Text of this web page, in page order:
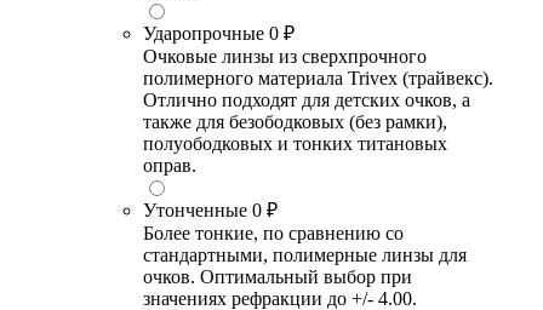
Ударопрочные 0 ₽
Очковые линзы из сверхпрочного
полимерного материала Trivex (трайвекс).
Отлично подходят для детских очков, а
также для безободковых (без рамки),
полуободковых и тонких титановых
оправ.
Утонченные 0 ₽
Более тонкие, по сравнению со
стандартными, полимерные линзы для
очков. Оптимальный выбор при
значениях рефракции до +/- 4.00.